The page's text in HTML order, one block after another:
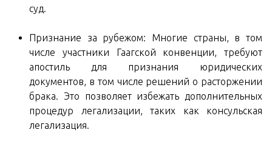
суд.
Признание за рубежом: Многие страны, в том
числе участники Гаагской конвенции, требуют
апостиль для признания юридических
документов, в том числе решений о расторжении
брака. Это позволяет избежать дополнительных
процедур легализации, таких как консульская
легализация.